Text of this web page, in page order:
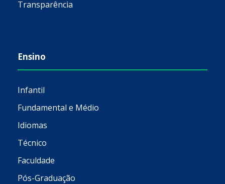
Transparência
Ensino
Infantil
Fundamental e Médio
Idiomas
Técnico
Faculdade
Pós-Graduação